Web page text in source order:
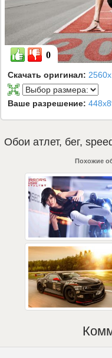
0
Скачать оригинал:
Ваше разрешение:
Обои атлет, бег,
Похожие